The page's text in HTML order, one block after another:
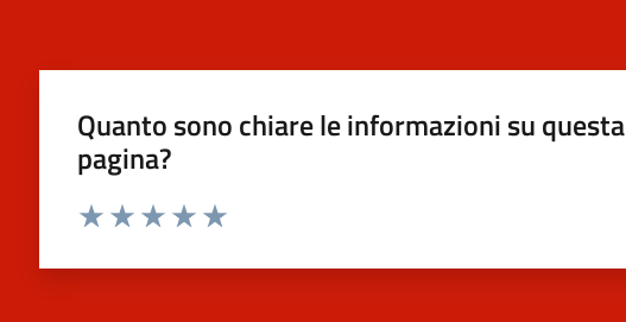
Quanto sono chiare le informazioni su questa
pagina?